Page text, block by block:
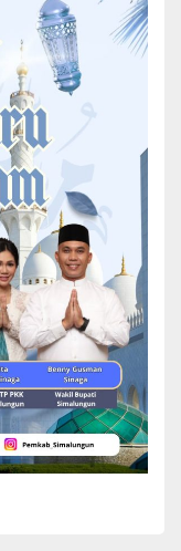
ayat-ayat suci Al-
Simalungun
pada Senin
Isya aktivitas
titik lokasi yang
kecamatan
berjumlah
dukungan moral
selama
keterampilan,
mengamalkan Al-